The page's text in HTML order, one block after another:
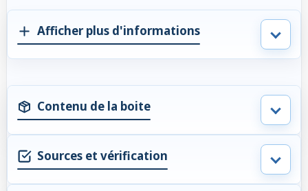
Afficher plus d'informations
Contenu de la boite
Sources et vérification